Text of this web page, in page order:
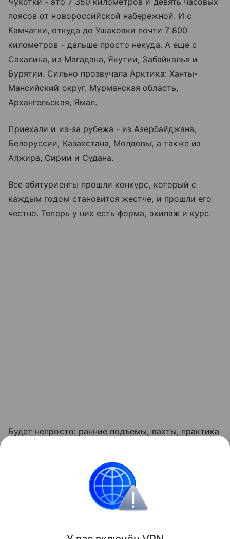
поясов от новороссийской набережной. И с
Камчатки, откуда до Ушаковки почти 7 800
километров - дальше просто некуда. А еще с
Сахалина, из Магадана, Якутии, Забайкалья и
Бурятии. Сильно прозвучала Арктика: Ханты-
Мансийский округ, Мурманская область,
Архангельская, Ямал.
Приехали и из-за рубежа - из Азербайджана,
Белоруссии, Казахстана, Молдовы, а также из
Алжира, Сирии и Судана.
Все абитуриенты прошли конкурс, который с
каждым годом становится жестче, и прошли его
честно. Теперь у них есть форма, экипаж и курс.
Будет непросто: ранние подъемы, вахты, практика
раза. Но через несколько лет многие поймут, что
выбрали не специальность, а образ жизни - тот,
который объединяет людей от Калининграда до
Поделиться